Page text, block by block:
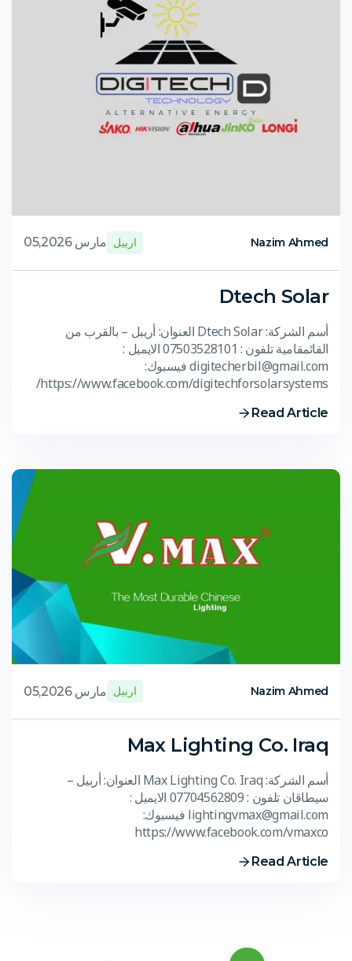
Nazim Ahmed اربيل مارس 05,2026
Dtech Solar
أسم الشركة: Dtech Solar العنوان: أريبل – بالقرب من
القائمقامية تلفون : 07503528101 الايميل :
digitecherbil@gmail.com فيسبوك:
https://www.facebook.com/digitechforsolarsystems/
Read Article
Nazim Ahmed اربيل مارس 05,2026
Max Lighting Co. Iraq
أسم الشركة: Max Lighting Co. Iraq العنوان: أربيل –
سيطاقان تلفون : 07704562809 الايميل :
lightingvmax@gmail.com فيسبوك:
https://www.facebook.com/vmaxco
Read Article